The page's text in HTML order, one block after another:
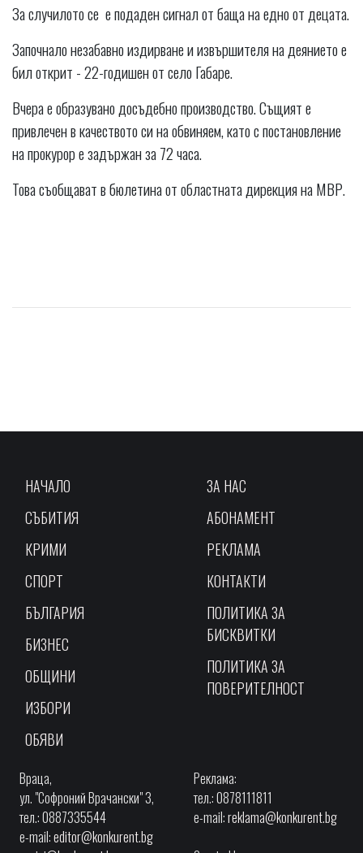
За случилото се е подаден сигнал от баща на едно от децата.
Започнало незабавно издирване и извършителя на деянието е
бил открит - 22-годишен от село Габаре.
Вчера е образувано досъдебно производство. Същият е
привлечен в качеството си на обвиняем, като с постановление
на прокурор е задържан за 72 часа.
Това съобщават в бюлетина от областната дирекция на МВР.
НАЧАЛО
СЪБИТИЯ
КРИМИ
СПОРТ
БЪЛГАРИЯ
БИЗНЕС
ОБЩИНИ
ИЗБОРИ
ОБЯВИ
ЗА НАС
АБОНАМЕНТ
РЕКЛАМА
КОНТАКТИ
ПОЛИТИКА ЗА
БИСКВИТКИ
ПОЛИТИКА ЗА
ПОВЕРИТЕЛНОСТ
Враца,
ул. "Софроний Врачански" 3,
тел.: 0887335544
e-mail:editor@konkurent.bg
Реклама:
тел.: 0878111811
e-mail:reklama@konkurent.bg